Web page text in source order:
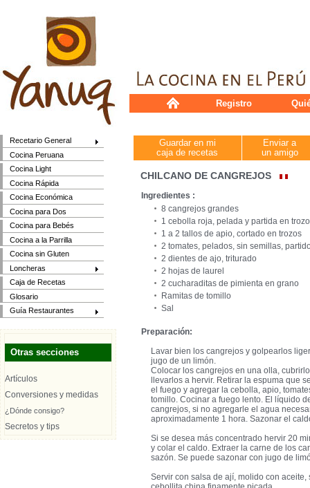
Recetario General
Cocina Peruana
Cocina Light
Cocina Rápida
Cocina Económica
Cocina para Dos
Cocina para Bebés
Cocina a la Parrilla
Cocina sin Gluten
Loncheras
Caja de Recetas
Glosario
Guía Restaurantes
Otras secciones
Artículos
Conversiones y medidas
¿Dónde consigo?
Secretos y tips
Registro
Guardar en mi
caja de recetas
Enviar a
un amigo
CHILCANO DE CANGREJOS
Ingredientes :
8 cangrejos grandes
1 cebolla roja, pelada y partida en
1 a 2 tallos de apio, cortado en trozos
2 tomates, pelados, sin semillas,
2 dientes de ajo, triturado
2 hojas de laurel
2 cucharaditas de pimienta en grano
Ramitas de tomillo
Sal
Preparación:
Lavar bien los cangrejos y golpearlos
jugo de un limón.
Colocar los cangrejos en una olla,
llevarlos a hervir. Retirar la espuma que
el fuego y agregar la cebolla, apio,
tomillo. Cocinar a fuego lento. El líquido
cangrejos, si no agregarle el agua
aproximadamente 1 hora. Sazonar el
Si se desea más concentrado hervir 20
y colar el caldo. Extraer la carne de los
sazón. Se puede sazonar con jugo de
Servir con salsa de ají, molido con